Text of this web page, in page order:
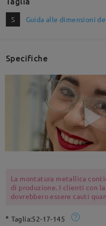
S Guida alle dimensioni
Specifiche
La montatura metallica
di produzione. I clienti con
dovrebbero essere cauti
Taglia:52-17-145